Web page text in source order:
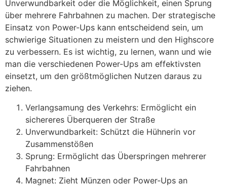
Unverwundbarkeit oder die Möglichkeit, einen Sprung
über mehrere Fahrbahnen zu machen. Der strategische
Einsatz von Power-Ups kann entscheidend sein, um
schwierige Situationen zu meistern und den Highscore
zu verbessern. Es ist wichtig, zu lernen, wann und wie
man die verschiedenen Power-Ups am effektivsten
einsetzt, um den größtmöglichen Nutzen daraus zu
ziehen.
Verlangsamung des Verkehrs: Ermöglicht ein
sichereres Überqueren der Straße
Unverwundbarkeit: Schützt die Hühnerin vor
Zusammenstößen
Sprung: Ermöglicht das Überspringen mehrerer
Fahrbahnen
Magnet: Zieht Münzen oder Power-Ups an